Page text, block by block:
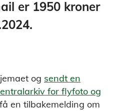
er 1950 kroner
og sendt en
for flyfoto og
en tilbakemelding om